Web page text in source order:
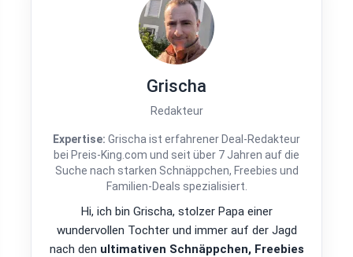
Grischa
Redakteur
Expertise: Grischa ist erfahrener Deal-Redakteur
bei Preis-King.com und seit über 7 Jahren auf die
Suche nach starken Schnäppchen, Freebies und
Familien-Deals spezialisiert.
Hi, ich bin Grischa, stolzer Papa einer
wundervollen Tochter und immer auf der Jagd
nach den ultimativen Schnäppchen, Freebies